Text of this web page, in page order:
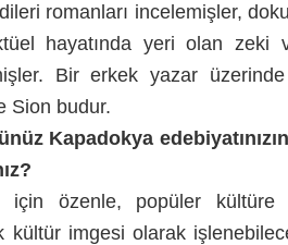
romanları incelemişler,
hayatında yeri olan zeki
Bir erkek yazar
Sion budur.
Kapadokya
için özenle, popüler kültüre
kültür imgesi olarak